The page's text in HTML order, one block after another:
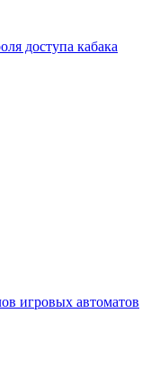
доступа кабака
игровых автоматов